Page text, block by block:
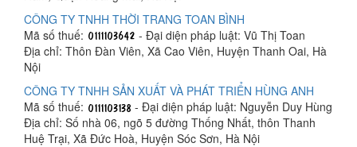
CÔNG TY TNHH THỜI TRANG TOAN BÌNH
Mã số thuế:
- Đại diện pháp luật: Vũ Thị Toan
Địa chỉ: Thôn Đàn Viên, Xã Cao Viên, Huyện Thanh Oai, Hà
Nội
CÔNG TY TNHH SẢN XUẤT VÀ PHÁT TRIỂN HÙNG ANH
Mã số thuế:
- Đại diện pháp luật: Nguyễn Duy Hùng
Địa chỉ: Số nhà 06, ngõ 5 đường Thống Nhất, thôn Thanh
Huệ Trại, Xã Đức Hoà, Huyện Sóc Sơn, Hà Nội